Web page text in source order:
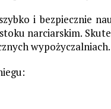
i bezpiecznie
narciarskim.
wypożyczalniach.